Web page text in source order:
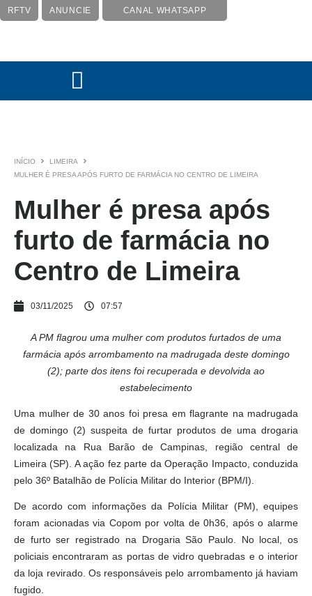
RFTV ANUNCIE CANAL WHATSAPP
INÍCIO
LIMEIRA
MULHER É PRESA APÓS FURTO DE FARMÁCIA NO CENTRO DE LIMEIRA
Mulher é presa após
furto de farmácia no
Centro de Limeira
03/11/2025 07:57
A PM flagrou uma mulher com produtos furtados de uma
farmácia após arrombamento na madrugada deste domingo
(2); parte dos itens foi recuperada e devolvida ao
estabelecimento
Uma mulher de 30 anos foi presa em flagrante na madrugada
de domingo (2) suspeita de furtar produtos de uma drogaria
localizada na Rua Barão de Campinas, região central de
Limeira (SP). A ação fez parte da Operação Impacto, conduzida
pelo 36º Batalhão de Polícia Militar do Interior (BPM/I).
De acordo com informações da Polícia Militar (PM), equipes
foram acionadas via Copom por volta de 0h36, após o alarme
de furto ser registrado na Drogaria São Paulo. No local, os
policiais encontraram as portas de vidro quebradas e o interior
da loja revirado. Os responsáveis pelo arrombamento já haviam
fugido.